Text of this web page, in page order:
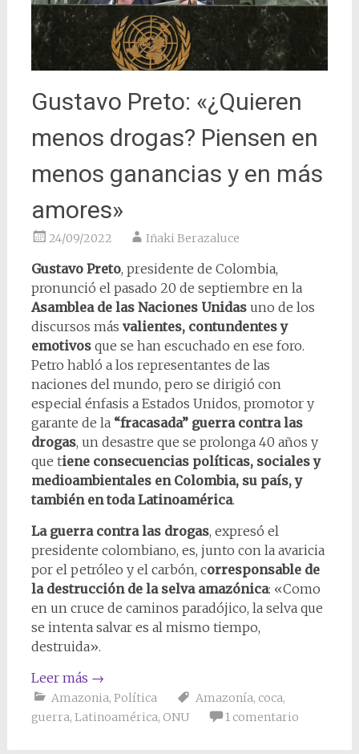
Gustavo Preto: «¿Quieren
menos drogas? Piensen en
menos ganancias y en más
amores»
24/09/2022 Iñaki Berazaluce
Gustavo Preto, presidente de Colombia,
pronunció el pasado 20 de septiembre en la
Asamblea de las Naciones Unidas uno de los
discursos más valientes, contundentes y
emotivos que se han escuchado en ese foro.
Petro habló a los representantes de las
naciones del mundo, pero se dirigió con
especial énfasis a Estados Unidos, promotor y
garante de la “fracasada” guerra contra las
drogas, un desastre que se prolonga 40 años y
que tiene consecuencias políticas, sociales y
medioambientales en Colombia, su país, y
también en toda Latinoamérica.
La guerra contra las drogas, expresó el
presidente colombiano, es, junto con la avaricia
por el petróleo y el carbón, corresponsable de
la destrucción de la selva amazónica: «Como
en un cruce de caminos paradójico, la selva que
se intenta salvar es al mismo tiempo,
destruida».
Leer más →
Amazonia, Política Amazonía, coca,
guerra, Latinoamérica, ONU 1 comentario